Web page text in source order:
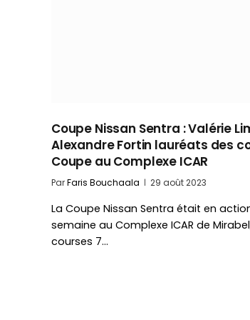
Coupe Nissan Sentra : Valérie
Alexandre Fortin lauréats des
Coupe au Complexe ICAR
ParFaris Bouchaala 29 août 2023
La Coupe Nissan Sentra était en
semaine au Complexe ICAR de
courses 7…